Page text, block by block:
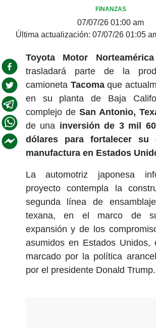
FINANZAS
07/07/26 01:00 am
Última actualización: 07/07/26 01:05
Toyota Motor Norteamérica
trasladará parte de la
camioneta Tacomaque
en su planta de Baja
complejo de San Antonio,
de una inversión de 3 mil
dólares para fortalecer su
manufactura en Estados
La automotriz japonesa
proyecto contempla la
segunda línea de
texana, en el marco de
expansión y de los
asumidos en Estados Unidos,
marcado por la política
por el presidente Donald Trump.